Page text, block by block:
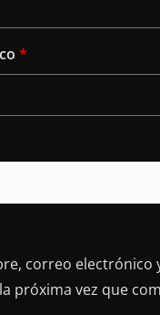
*
correo electrónico
próxima vez que